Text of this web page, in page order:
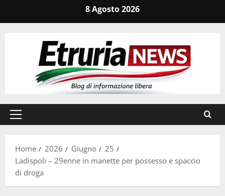
8 Agosto 2026
Menu
Home
2026 Giugno
25
Ladispoli – 29enne in manette per possesso e spaccio
di droga